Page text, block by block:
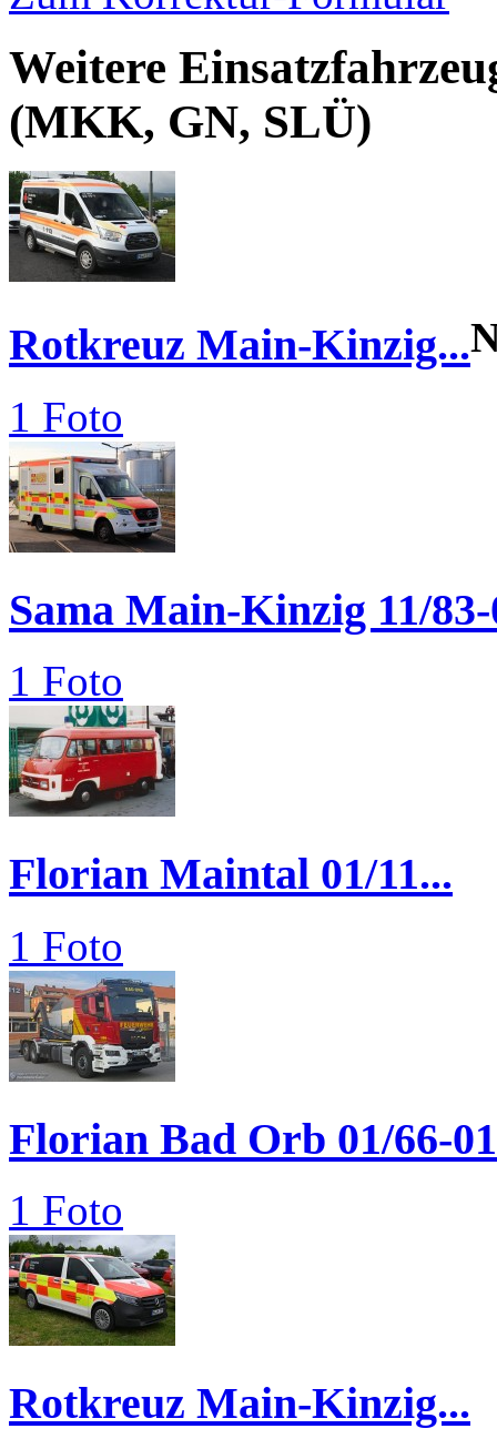
Weitere
(MKK, GN, SLÜ)
Rotkreuz Main-Kinzig...
1 Foto
Sama Main-Kinzig 11/
1 Foto
Florian Maintal 01/11...
1 Foto
Florian Bad Orb 01/66-01
1 Foto
Rotkreuz Main-Kinzig...